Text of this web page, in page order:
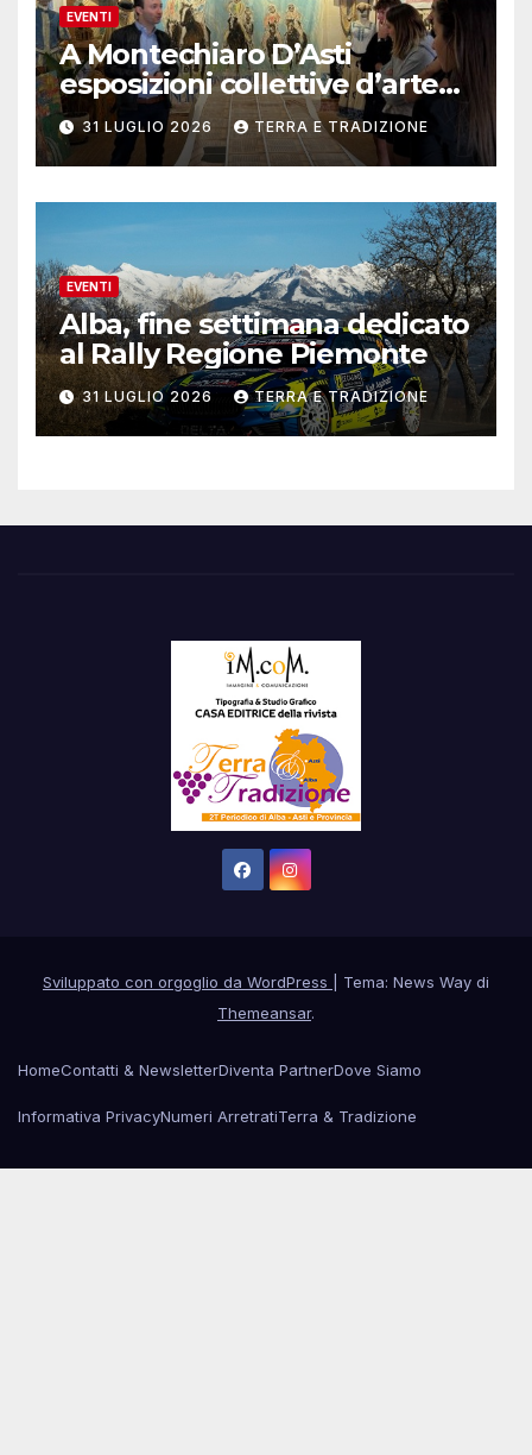
EVENTI
A Montechiaro D’Asti
esposizioni collettive d’arte
contemporanea
31 LUGLIO 2026 TERRA E TRADIZIONE
EVENTI
Alba, fine settimana dedicato
al Rally Regione Piemonte
31 LUGLIO 2026 TERRA E TRADIZIONE
Sviluppato con orgoglio da WordPress
Tema: News Way di
Themeansar.
HomeContatti & NewsletterDiventa PartnerDove Siamo
Informativa PrivacyNumeri ArretratiTerra & Tradizione